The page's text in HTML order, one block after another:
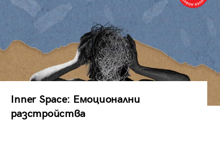
Inner Space: Емоционални
разстройства